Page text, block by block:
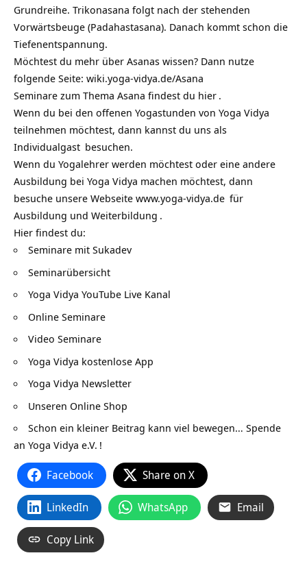
Grundreihe. Trikonasana folgt nach der stehenden
Vorwärtsbeuge (Padahastasana). Danach kommt schon die
Tiefenentspannung.
Möchtest du mehr über Asanas wissen? Dann nutze
folgende Seite: wiki.yoga-vidya.de/Asana
Seminare zum Thema Asana findest du hier .
Wenn du bei den offenen Yogastunden von Yoga Vidya
teilnehmen möchtest, dann kannst du uns als
Individualgast besuchen.
Wenn du Yogalehrer werden möchtest oder eine andere
Ausbildung bei Yoga Vidya machen möchtest, dann
besuche unsere Webseite www.yoga-vidya.de für
Ausbildung und Weiterbildung .
Hier findest du:
Seminare mit Sukadev
Seminarübersicht
Yoga Vidya YouTube Live Kanal
Online Seminare
Video Seminare
Yoga Vidya kostenlose App
Yoga Vidya Newsletter
Unseren Online Shop
Schon ein kleiner Beitrag kann viel bewegen… Spende
an Yoga Vidya e.V. !
Facebook Share on X
LinkedIn WhatsApp Email
Copy Link